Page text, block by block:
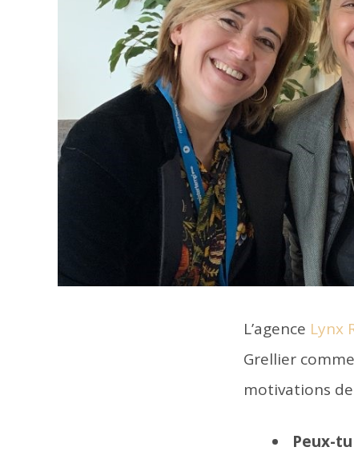
L’agence Lynx
Grellier
motivations
Peux-